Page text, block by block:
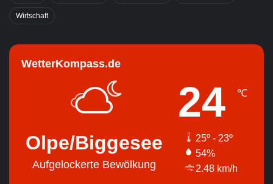
Wirtschaft
WetterKompass.de
Olpe/Biggesee
Aufgelockerte Bewölkung
24 ℃
25º - 23º
54%
2.48 km/h